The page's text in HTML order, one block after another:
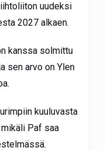
uudeksi
2027 alkaen.
kanssa solmittu
sen arvo on Ylen
kuuluvasta
Paf saa